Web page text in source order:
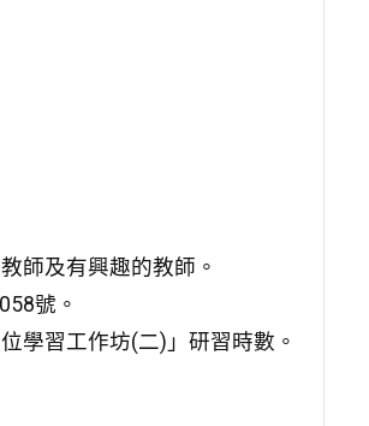
師及有興趣的教師。
號。
學習工作坊(二)」研習時數。